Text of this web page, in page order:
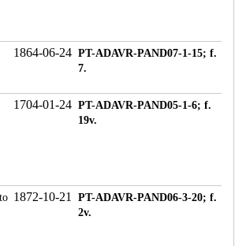
1864-06-24 PT-ADAVR-PAND07-1-15; f.
7.
1704-01-24 PT-ADAVR-PAND05-1-6; f.
19v.
1872-10-21
PT-ADAVR-PAND06-3-20; f.
2v.